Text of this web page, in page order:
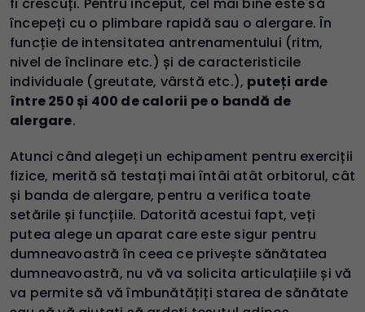
începeți cu o plimbare rapidă sau o alergare. În
funcție de intensitatea antrenamentului (ritm,
nivel de înclinare etc.) și de caracteristicile
individuale (greutate, vârstă etc.), puteți arde
între 250 și 400 de calorii pe o bandă de
alergare.
Atunci când alegeți un echipament pentru exerciții
fizice, merită să testați mai întâi atât orbitorul, cât
și banda de alergare, pentru a verifica toate
setările și funcțiile. Datorită acestui fapt, veți
putea alege un aparat care este sigur pentru
dumneavoastră în ceea ce privește sănătatea
dumneavoastră, nu vă va solicita articulațiile și vă
va permite să vă îmbunătățiți starea de sănătate